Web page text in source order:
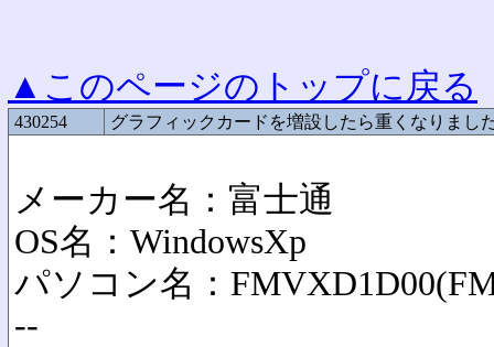
▲このページのトップに戻る
430254 グラフィックカードを増設したら重くなりまし
メーカー名：富士通
OS名：WindowsXp
パソコン名：
--